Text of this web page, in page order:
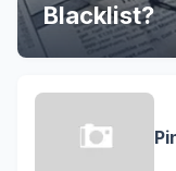
Blacklist?